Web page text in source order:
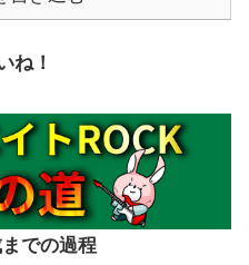
ね！
での過程